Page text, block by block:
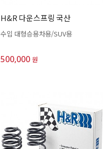
H&R 다운스프링 국산
수입 대형승용차용/SUV용
500,000 원